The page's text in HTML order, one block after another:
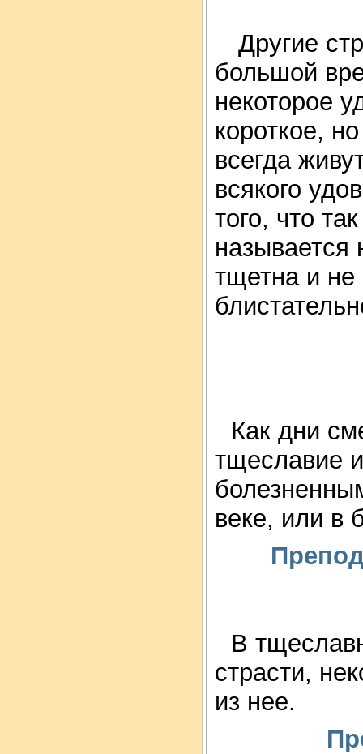
Другие
большой
некоторое
короткое,
всегда
всякого
того, что
тщетна и не
Как дни
тщеславие
веке, или в
В
страсти,
из нее.